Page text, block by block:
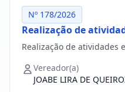
Nº 178/2026
Realização de
Realização de atividades
Vereador(a)
JOABE LIRA DE